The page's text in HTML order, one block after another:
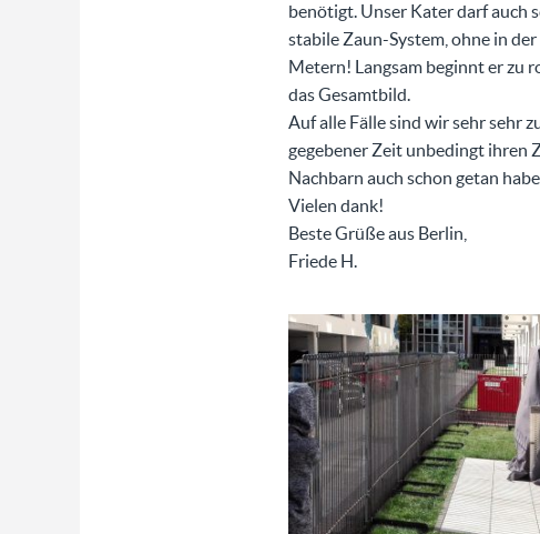
benötigt. Unser Kater darf auch
stabile Zaun-System, ohne in
Metern! Langsam beginnt er zu
das Gesamtbild.
Auf alle Fälle sind wir sehr sehr
gegebener Zeit unbedingt ihren
Nachbarn auch schon getan
Vielen dank!
Beste Grüße aus Berlin,
Friede H.